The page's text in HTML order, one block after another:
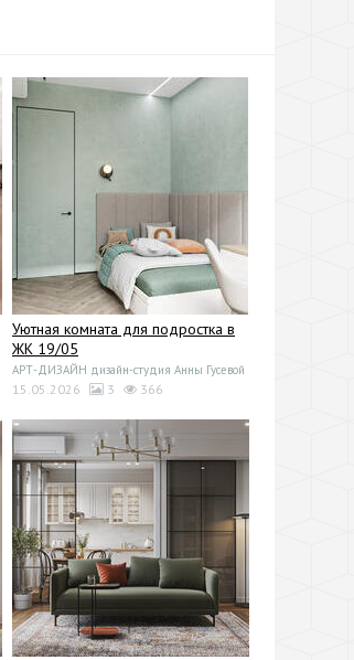
Уютная комната для подростка в
ЖК 19/05
АРТ-ДИЗАЙН дизайн-студия Анны Гусевой
15.05.2026 3 366